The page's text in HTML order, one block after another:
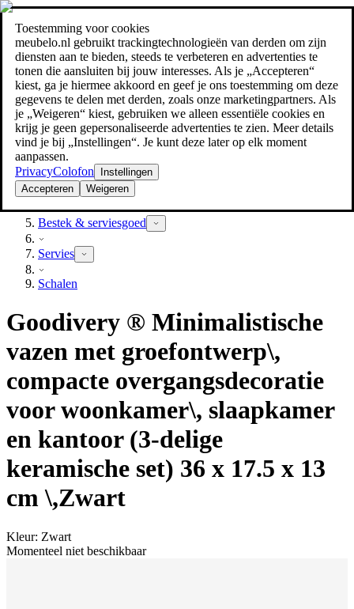
Toestemming voor cookies
meubelo.nl gebruikt trackingtechnologieën van derden om zijn
diensten aan te bieden, steeds te verbeteren en advertenties te
tonen die aansluiten bij jouw interesses. Als je „Accepteren“
kiest, ga je hiermee akkoord en geef je ons toestemming om deze
gegevens te delen met derden, zoals onze marketingpartners. Als
je „Weigeren“ kiest, gebruiken we alleen essentiële cookies en
krijg je geen gepersonaliseerde advertenties te zien. Meer details
vind je bij „Instellingen“. Je kunt deze later op elk moment
aanpassen.
PrivacyColofon
Instellingen
Accepteren
Weigeren
Zoeken
meubel jezelf de beste prijs!meubel jezelf de beste prijs!
Keuken & eetkamer
Bestek & serviesgoed
Servies
Schalen
Goodivery ® Minimalistische
vazen ​​met groefontwerp\,
compacte overgangsdecoratie
voor woonkamer\, slaapkamer
en kantoor (3-delige
keramische set) ‎36 x 17.5 x 13
cm \,Zwart
Kleur: Zwart
Momenteel niet beschikbaar